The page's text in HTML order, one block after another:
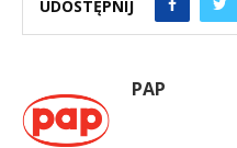
UDOSTĘPNIJ
PAP